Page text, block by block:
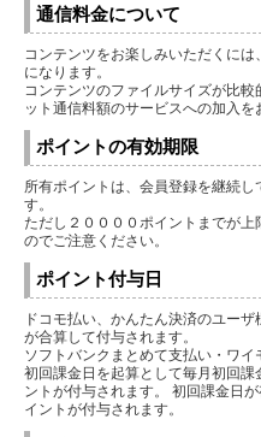
通信料金について
コンテンツをお楽しみいただくに
になります。
コンテンツのファイルサイズが比
ット通信料額のサービスへの加入を
ポイントの有効期限
所有ポイントは、会員登録を継続
す。
ただし２００００ポイントまでが
のでご注意ください。
ポイント付与日
ドコモ払い、かんたん決済のユー
が合算して付与されます。
ソフトバンクまとめて支払い・ワ
初回課金日を起算として毎月初回
ントが付与されます。 初回課金日
イントが付与されます。